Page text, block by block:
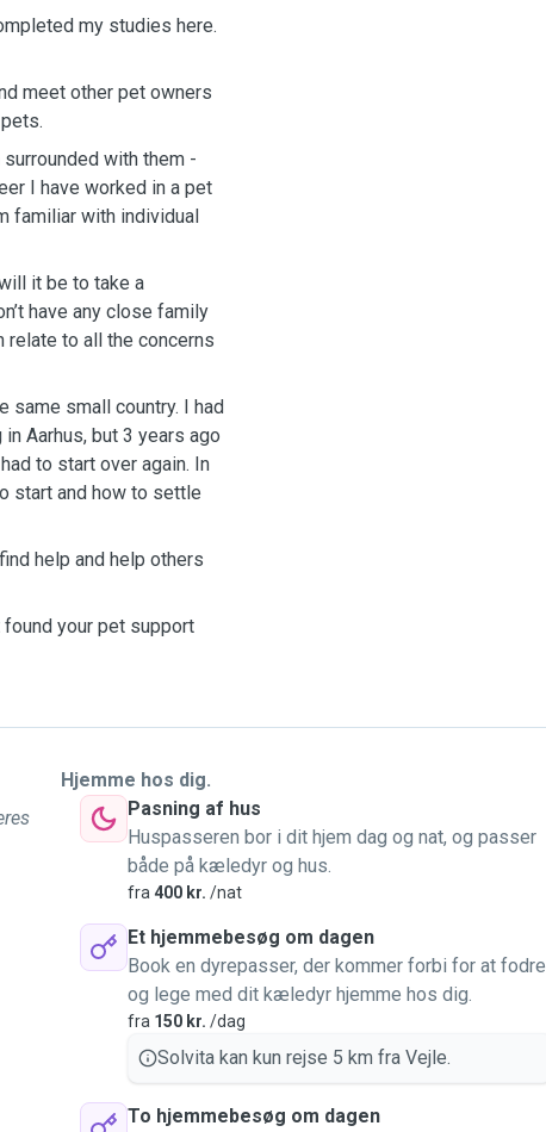
my studies here.
meet other pet owners
with them -
I have worked in a pet
familiar with individual
it be to take a
have any close family
relate to all the concerns
same small country. I had
Aarhus, but 3 years ago
to start over again. In
start and how to settle
help and help others
your pet support
Hjemme hos dig.
Pasning af hus
Huspasseren bor i dit hjem dag og nat, og passer
både på kæledyr og hus.
fra 400 kr. /nat
Et hjemmebesøg om dagen
Book en dyrepasser, der kommer forbi for at fodre
og lege med dit kæledyr hjemme hos dig.
fra 150 kr. /dag
Solvita kan kun rejse 5 km fra Vejle.
To hjemmebesøg om dagen